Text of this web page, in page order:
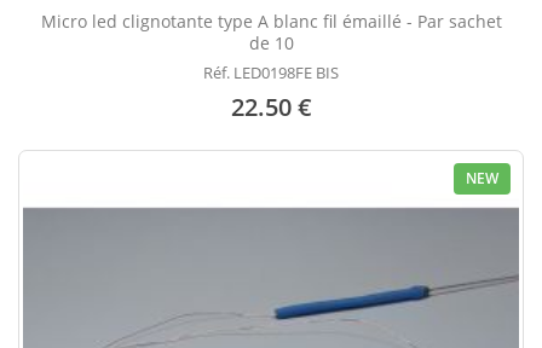
Micro led clignotante type A blanc fil émaillé - Par sachet
de 10
Réf. LED0198FE BIS
22.50 €
NEW